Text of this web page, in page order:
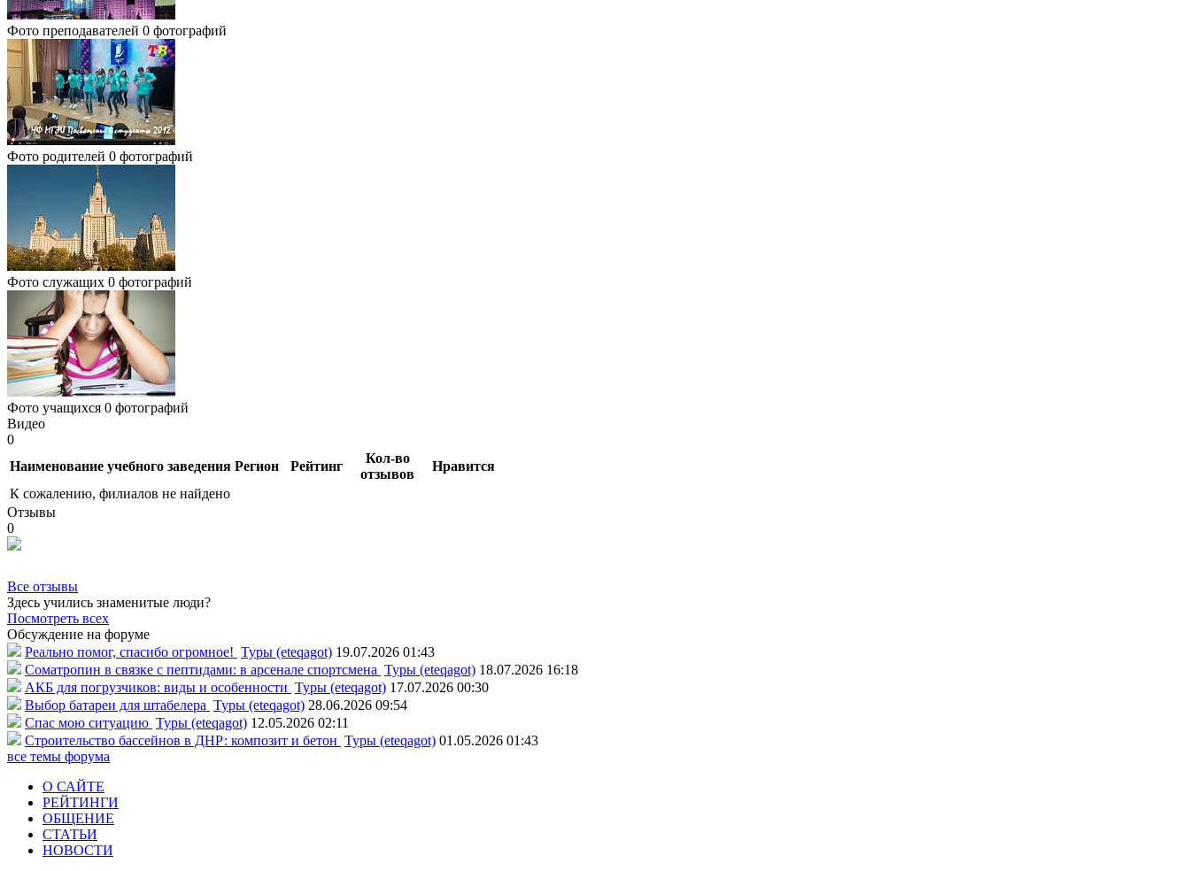
Фото преподавателей 0 фотографий
Фото родителей 0 фотографий
Фото служащих 0 фотографий
Фото учащихся 0 фотографий
Видео
0
Наименование учебного заведения Регион Рейтинг
Кол-во
отзывов
Нравится
К сожалению, филиалов не найдено
Отзывы
0
Все отзывы
Здесь учились знаменитые люди?
Посмотреть всех
Обсуждение на форуме
Реально помог, спасибо огромное! Туры (eteqagot) 19.07.2026 01:43
Соматропин в связке с пептидами: в арсенале спортсмена Туры (eteqagot) 18.07.2026 16:18
АКБ для погрузчиков: виды и особенности Туры (eteqagot) 17.07.2026 00:30
Выбор батареи для штабелера Туры (eteqagot) 28.06.2026 09:54
Спас мою ситуацию Туры (eteqagot) 12.05.2026 02:11
Строительство бассейнов в ДНР: композит и бетон Туры (eteqagot) 01.05.2026 01:43
все темы форума
О САЙТЕ
РЕЙТИНГИ
ОБЩЕНИЕ
СТАТЬИ
НОВОСТИ